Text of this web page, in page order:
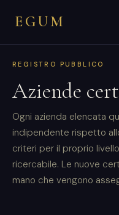
EGUM
REGISTRO PUBBLICO
Aziende
Ogni azienda elencata
indipendente rispetto
criteri per il proprio
ricercabile. Le nuove
mano che vengono